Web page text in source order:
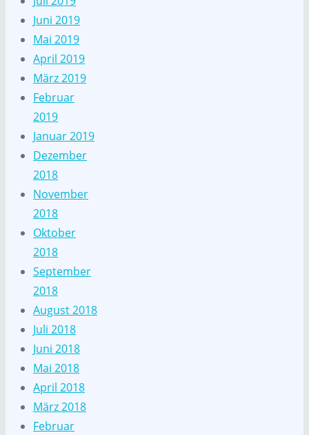
Juni 2019
Mai 2019
April 2019
März 2019
Februar
2019
Januar 2019
Dezember
2018
November
2018
Oktober
2018
September
2018
August 2018
Juli 2018
Juni 2018
Mai 2018
April 2018
März 2018
Februar